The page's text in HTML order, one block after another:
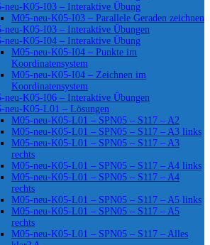
neu-K05-I03 – Interaktive Übung
M05-neu-K05-I03 – Parallele Geraden zeichnen
neu-K05-I03 – Interaktive Übungen
neu-K05-I04 – Interaktive Übung
M05-neu-K05-I04 – Punkte im
Koordinatensystem
M05-neu-K05-I04 – Zeichnen im
Koordinatensystem
neu-K05-I06 – Interaktive Übungen
neu-K05-L01 – Lösungen
M05-neu-K05-L01 – SPN05 – S117 – A2
M05-neu-K05-L01 – SPN05 – S117 – A3 links
M05-neu-K05-L01 – SPN05 – S117 – A3
rechts
M05-neu-K05-L01 – SPN05 – S117 – A4 links
M05-neu-K05-L01 – SPN05 – S117 – A4
rechts
M05-neu-K05-L01 – SPN05 – S117 – A5 links
M05-neu-K05-L01 – SPN05 – S117 – A5
rechts
M05-neu-K05-L01 – SPN05 – S117 – Alles